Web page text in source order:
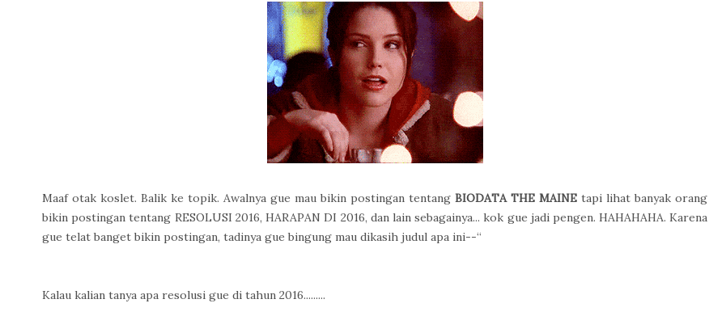
Maaf otak koslet. Balik ke topik. Awalnya gue mau bikin postingan tentangBIODATA THE MAINE tapi lihat banyak orang
bikin postingan tentang RESOLUSI 2016, HARAPAN DI 2016, dan lain sebagainya... kok gue jadi pengen. HAHAHAHA. Karena
gue telat banget bikin postingan, tadinya gue bingung mau dikasih judul apa ini--“
Kalau kalian tanya apa resolusi gue di tahun 2016.........